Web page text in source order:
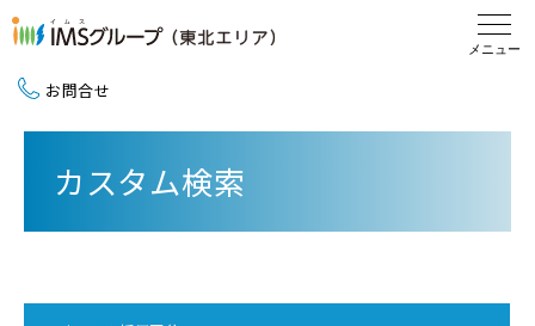
お問合せ
カスタム検索